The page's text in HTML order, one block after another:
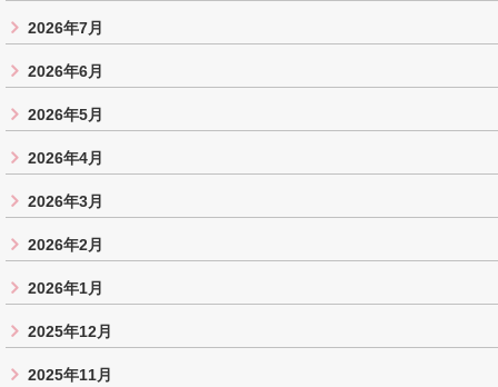
2026年7月
2026年6月
2026年5月
2026年4月
2026年3月
2026年2月
2026年1月
2025年12月
2025年11月